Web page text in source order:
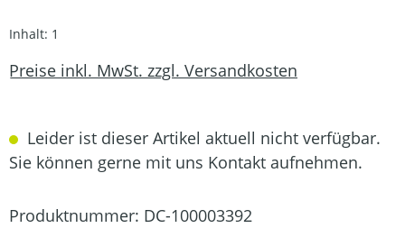
Inhalt: 1
Preise inkl. MwSt. zzgl. Versandkosten
Leider ist dieser Artikel aktuell nicht verfügbar.
Sie können gerne mit uns Kontakt aufnehmen.
Produktnummer: DC-100003392